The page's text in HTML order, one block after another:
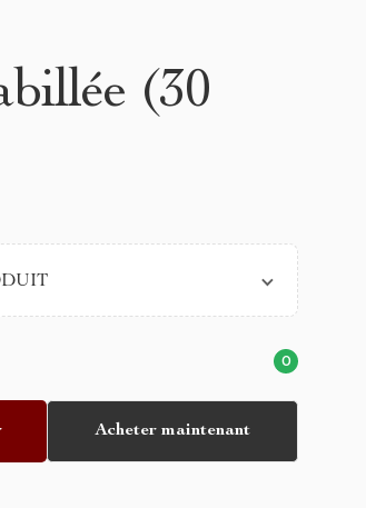
(30
0
Acheter maintenant